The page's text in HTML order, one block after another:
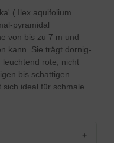
nicht zum
frische, humose
( Ilex aquifolium
pyramidal
von bis zu 7 m und
kann. Sie trägt dornig-
rote, nicht
bis schattigen
ideal für schmale